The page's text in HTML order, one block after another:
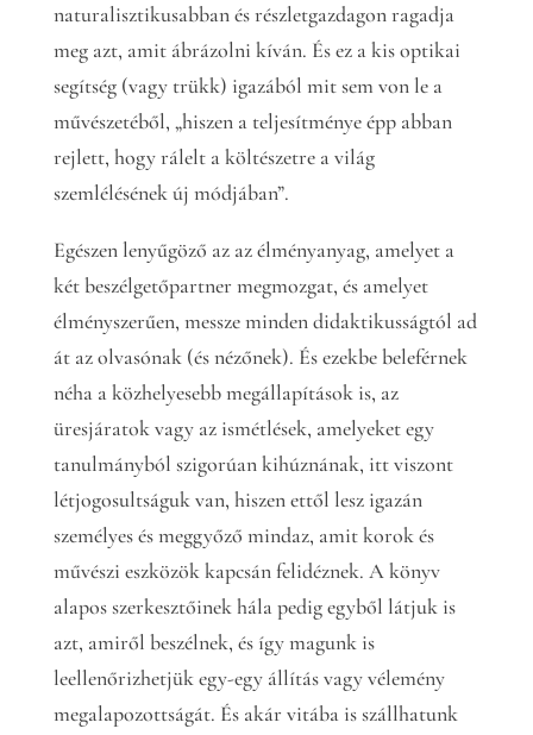
naturalisztikusabban és részletgazdagon ragadja
meg azt, amit ábrázolni kíván. És ez a kis optikai
segítség (vagy trükk) igazából mit sem von le a
művészetéből, „hiszen a teljesítménye épp abban
rejlett, hogy rálelt a költészetre a világ
szemlélésének új módjában”.
Egészen lenyűgöző az az élményanyag, amelyet a
két beszélgetőpartner megmozgat, és amelyet
élményszerűen, messze minden didaktikusságtól ad
át az olvasónak (és nézőnek). És ezekbe beleférnek
néha a közhelyesebb megállapítások is, az
üresjáratok vagy az ismétlések, amelyeket egy
tanulmányból szigorúan kihúznának, itt viszont
létjogosultságuk van, hiszen ettől lesz igazán
személyes és meggyőző mindaz, amit korok és
művészi eszközök kapcsán felidéznek. A könyv
alapos szerkesztőinek hála pedig egyből látjuk is
azt, amiről beszélnek, és így magunk is
leellenőrizhetjük egy-egy állítás vagy vélemény
megalapozottságát. És akár vitába is szállhatunk